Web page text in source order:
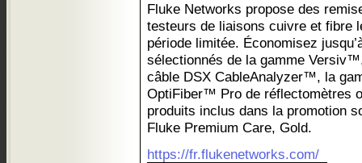
Fluke Networks propose des
testeurs de liaisons cuivre et fibre
période limitée. Économisez
sélectionnés de la gamme
câble DSX CableAnalyzer™, la
OptiFiber™ Pro de réflectomètres
produits inclus dans la promotion
Fluke Premium Care, Gold.
https://fr.flukenetworks.com/